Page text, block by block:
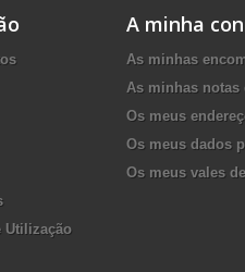
Utilização
A minha
As minhas
As minhas notas
Os meus
Os meus dados
Os meus vales